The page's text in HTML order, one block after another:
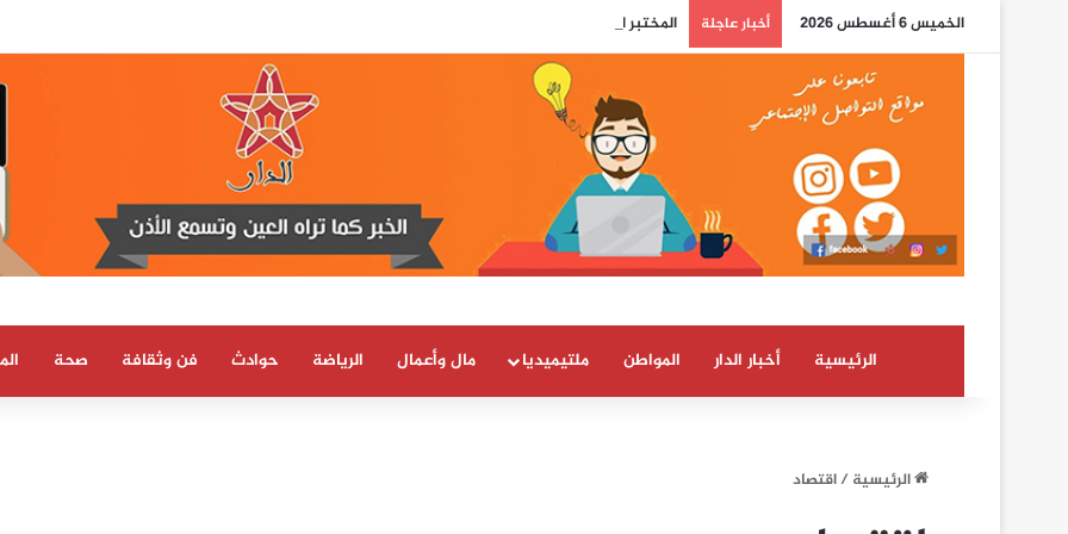
الخميس 6 أغسطس 2026 أخبار عاجلة المختبر الوطني للشرطة العلمية والتقنية يحصل على شهادة الاعتماد والمطابقة والجودة بالمعيار الدولي
الرئيسية أخبار الدار المواطن ملتيميديا مال وأعمال الرياضة حوادث فن وثقافة صحة
الرئيسية/اقتصاد